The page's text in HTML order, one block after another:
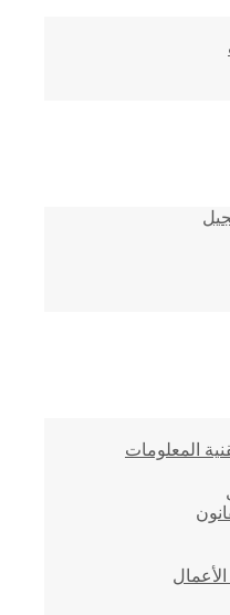
المعلومات